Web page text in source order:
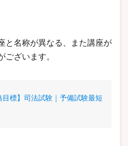
と名称が異なる、また講座が
ございます。
目標】司法試験｜予備試験最短